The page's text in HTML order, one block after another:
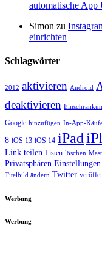
automatische App
Simon zu
einrichten
Schlagwörter
2012 aktivieren Android
deaktivieren
Google hinzufügen In-App-
8 iOS 13 iOS 14 iPad
Link teilen Listen löschen
Privatsphären Einstellungen
Titelbild ändern Twitter
Werbung
Werbung